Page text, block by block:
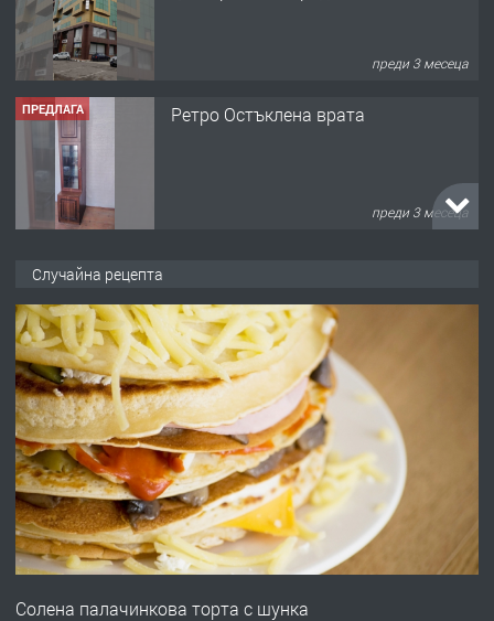
преди 3 месеца
ПРЕДЛАГА Ретро Остъклена врата
преди 3 месеца
ПРЕДЛАГА
Професионална броячна машина -
със сертификат от ЕЦБ
преди 1 година
ПРЕДЛАГА
Професионална зеленчукорезачка
Случайна рецепта
Солена палачинкова торта с шунка